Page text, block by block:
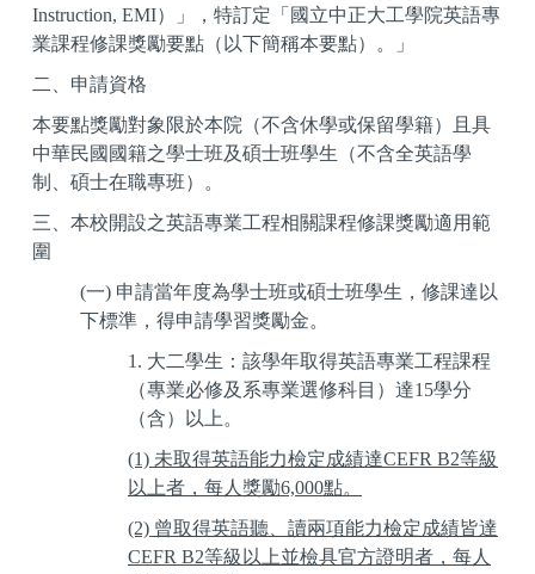
Instruction, EMI）」，特訂定「國立中正大工學院英語專
業課程修課獎勵要點（以下簡稱本要點）。」
二、申請資格
本要點獎勵對象限於本院（不含休學或保留學籍）且具
中華民國國籍之學士班及碩士班學生（不含全英語學
制、碩士在職專班）。
三、本校開設之英語專業工程相關課程修課獎勵適用範
圍
(一) 申請當年度為學士班或碩士班學生，修課達以
下標準，得申請學習獎勵金。
1. 大二學生：該學年取得英語專業工程課程
（專業必修及系專業選修科目）達15學分
（含）以上。
(1) 未取得英語能力檢定成績達CEFR B2等級
以上者，每人獎勵6,000點。
(2) 曾取得英語聽、讀兩項能力檢定成績皆達
CEFR B2等級以上並檢具官方證明者，每人